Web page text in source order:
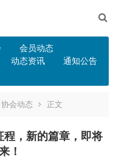
会员动态
动态资讯
通知公告
协会动态 正文
，新的篇章，即将
！